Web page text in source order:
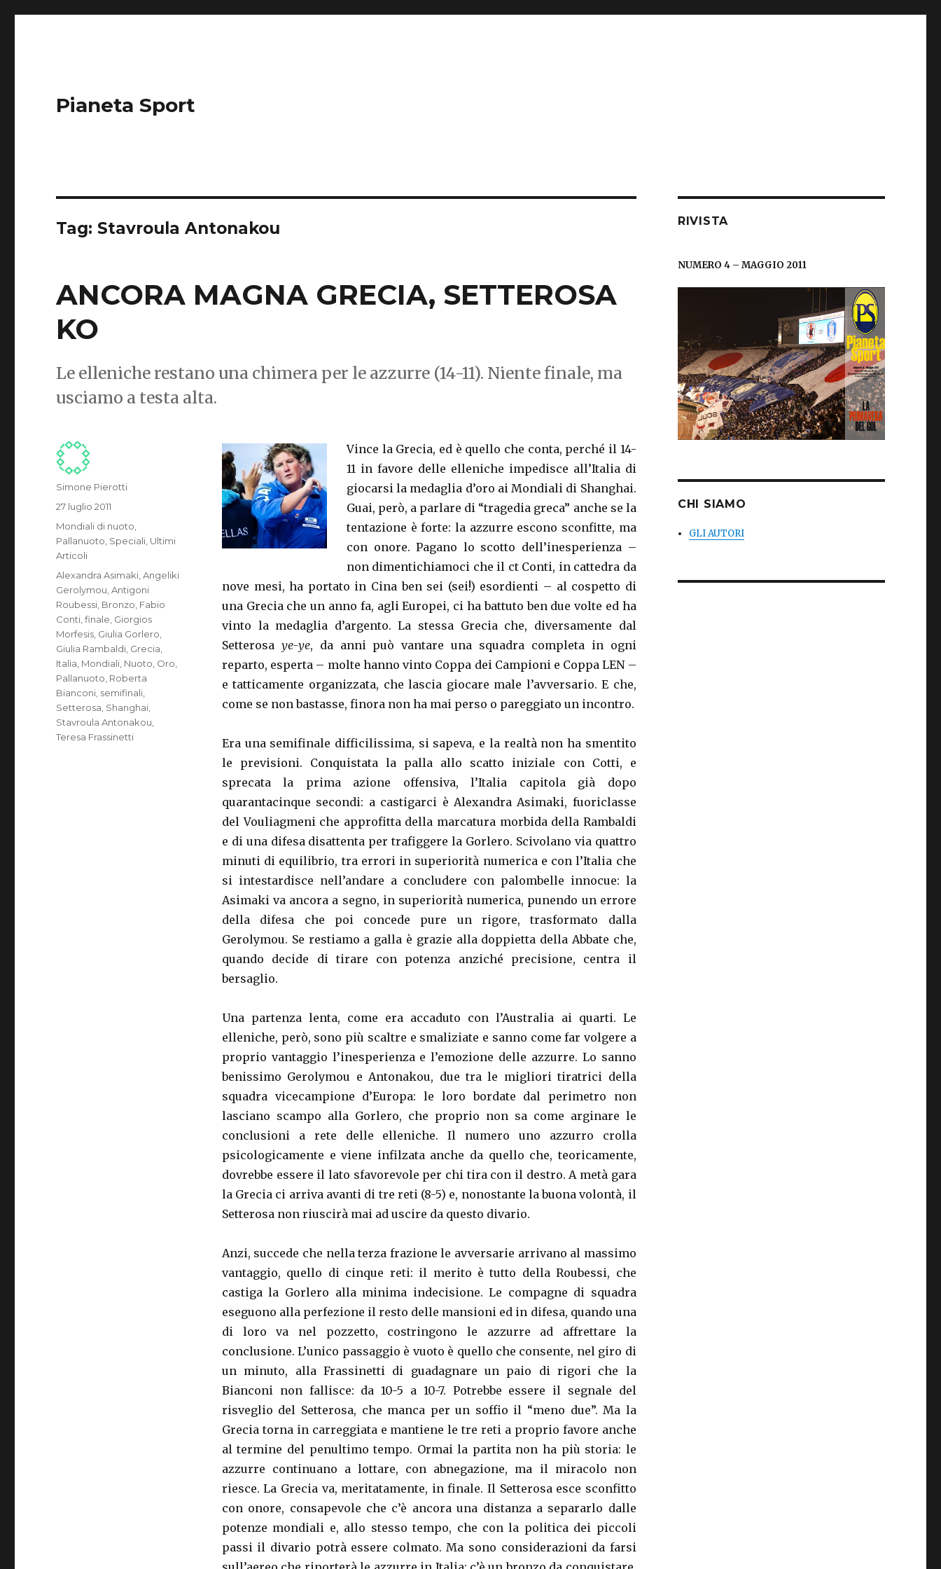
Pianeta Sport
Tag: Stavroula Antonakou
ANCORA MAGNA GRECIA, SETTEROSA
KO
Le elleniche restano una chimera per le azzurre (14-11). Niente finale, ma
usciamo a testa alta.
Vince la Grecia, ed è quello che conta, perché il 14-
11 in favore delle elleniche impedisce all’Italia di
giocarsi la medaglia d’oro ai Mondiali di Shanghai.
Guai, però, a parlare di “tragedia greca” anche se la
tentazione è forte: la azzurre escono sconfitte, ma
con onore. Pagano lo scotto dell’inesperienza –
non dimentichiamoci che il ct Conti, in cattedra da
nove mesi, ha portato in Cina ben sei (sei!) esordienti – al cospetto di
una Grecia che un anno fa, agli Europei, ci ha battuto ben due volte ed ha
vinto la medaglia d’argento. La stessa Grecia che, diversamente dal
Setterosa ye-ye, da anni può vantare una squadra completa in ogni
reparto, esperta – molte hanno vinto Coppa dei Campioni e Coppa LEN –
e tatticamente organizzata, che lascia giocare male l’avversario. E che,
come se non bastasse, finora non ha mai perso o pareggiato un incontro.
Era una semifinale difficilissima, si sapeva, e la realtà non ha smentito
le previsioni. Conquistata la palla allo scatto iniziale con Cotti, e
sprecata la prima azione offensiva, l’Italia capitola già dopo
quarantacinque secondi: a castigarci è Alexandra Asimaki, fuoriclasse
del Vouliagmeni che approfitta della marcatura morbida della Rambaldi
e di una difesa disattenta per trafiggere la Gorlero. Scivolano via quattro
minuti di equilibrio, tra errori in superiorità numerica e con l’Italia che
si intestardisce nell’andare a concludere con palombelle innocue: la
Asimaki va ancora a segno, in superiorità numerica, punendo un errore
della difesa che poi concede pure un rigore, trasformato dalla
Gerolymou. Se restiamo a galla è grazie alla doppietta della Abbate che,
quando decide di tirare con potenza anziché precisione, centra il
bersaglio.
Una partenza lenta, come era accaduto con l’Australia ai quarti. Le
elleniche, però, sono più scaltre e smaliziate e sanno come far volgere a
proprio vantaggio l’inesperienza e l’emozione delle azzurre. Lo sanno
benissimo Gerolymou e Antonakou, due tra le migliori tiratrici della
squadra vicecampione d’Europa: le loro bordate dal perimetro non
lasciano scampo alla Gorlero, che proprio non sa come arginare le
conclusioni a rete delle elleniche. Il numero uno azzurro crolla
psicologicamente e viene infilzata anche da quello che, teoricamente,
dovrebbe essere il lato sfavorevole per chi tira con il destro. A metà gara
la Grecia ci arriva avanti di tre reti (8-5) e, nonostante la buona volontà, il
Setterosa non riuscirà mai ad uscire da questo divario.
Anzi, succede che nella terza frazione le avversarie arrivano al massimo
vantaggio, quello di cinque reti: il merito è tutto della Roubessi, che
castiga la Gorlero alla minima indecisione. Le compagne di squadra
eseguono alla perfezione il resto delle mansioni ed in difesa, quando una
di loro va nel pozzetto, costringono le azzurre ad affrettare la
conclusione. L’unico passaggio è vuoto è quello che consente, nel giro di
un minuto, alla Frassinetti di guadagnare un paio di rigori che la
Bianconi non fallisce: da 10-5 a 10-7. Potrebbe essere il segnale del
risveglio del Setterosa, che manca per un soffio il “meno due”. Ma la
Grecia torna in carreggiata e mantiene le tre reti a proprio favore anche
al termine del penultimo tempo. Ormai la partita non ha più storia: le
azzurre continuano a lottare, con abnegazione, ma il miracolo non
riesce. La Grecia va, meritatamente, in finale. Il Setterosa esce sconfitto
con onore, consapevole che c’è ancora una distanza a separarlo dalle
potenze mondiali e, allo stesso tempo, che con la politica dei piccoli
passi il divario potrà essere colmato. Ma sono considerazioni da farsi
Autore
Simone Pierotti
Pubblicato
il
27 luglio 2011
Categorie
Mondiali di nuoto
Pallanuoto Speciali Ultimi
Articoli
Tag
Alexandra Asimaki ,Angeliki
Gerolymou ,Antigoni
Roubessi Bronzo Fabio
Conti ,finale Giorgios
Morfesis Giulia Gorlero
Giulia Rambaldi Grecia
Italia Mondiali Nuoto Oro
Pallanuoto Roberta
Bianconi semifinali
Setterosa Shanghai
Stavroula Antonakou
Teresa Frassinetti
RIVISTA
NUMERO 4 – MAGGIO 2011
CHI SIAMO
GLI AUTORI